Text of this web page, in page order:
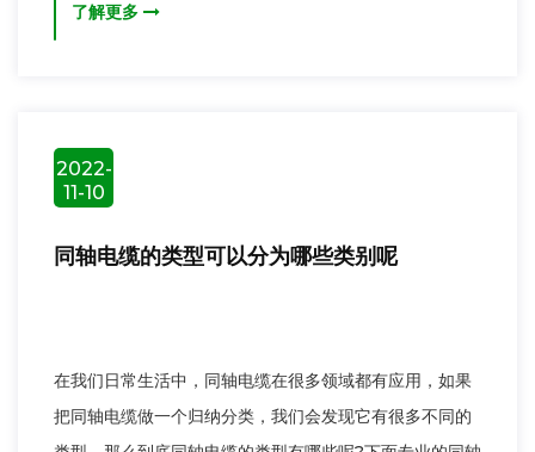
了解更多
2022-
11-10
同轴电缆的类型可以分为哪些类别呢
在我们日常生活中，同轴电缆在很多领域都有应用，如果
把同轴电缆做一个归纳分类，我们会发现它有很多不同的